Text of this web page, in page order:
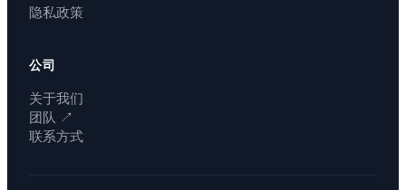
隐私政策
公司
关于我们
团队 ↗
联系方式